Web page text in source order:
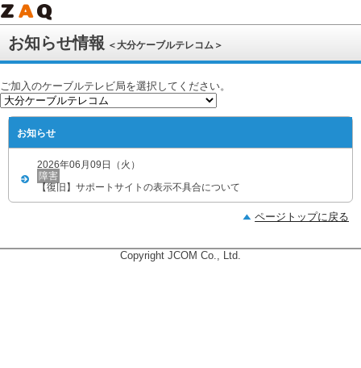
お知らせ情報 ＜大分ケーブルテレコム＞
ご加入のケーブルテレビ局を選択してください。
お知らせ
2026年06月09日（火）
障害
【復旧】サポートサイトの表示不具合について
ページトップに戻る
Copyright JCOM Co., Ltd.